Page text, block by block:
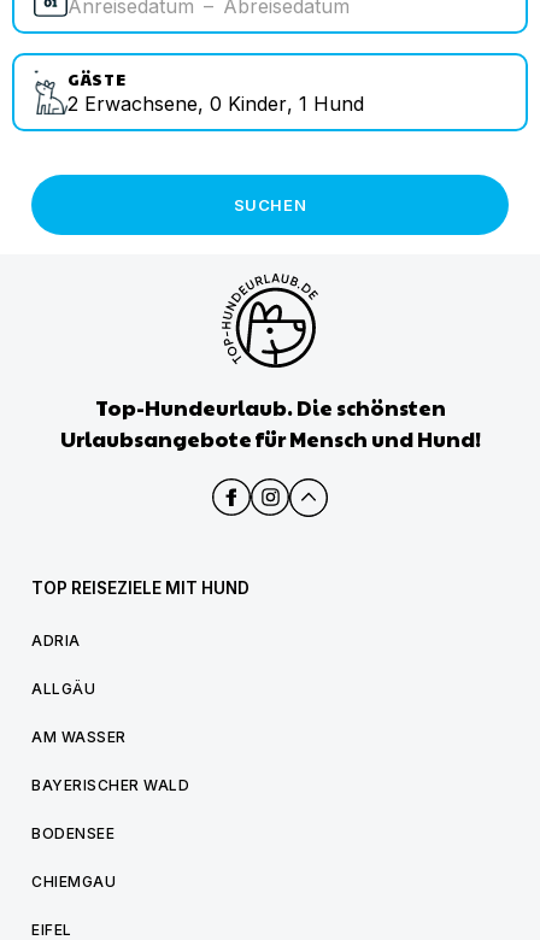
Anreisedatum – Abreisedatum
GÄSTE
2 Erwachsene, 0 Kinder, 1 Hund
SUCHEN
Top-Hundeurlaub. Die schönsten
Urlaubsangebote für Mensch und Hund!
TOP REISEZIELE MIT HUND
ADRIA
ALLGÄU
AM WASSER
BAYERISCHER WALD
BODENSEE
CHIEMGAU
EIFEL